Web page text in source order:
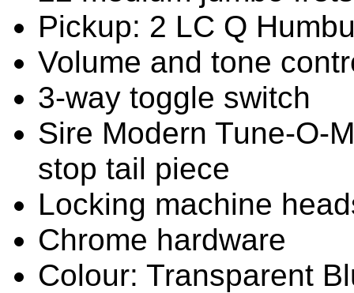
Pickup: 2 LC Q
Volume and tone
3-way toggle switch
Sire Modern Tune-O-
stop tail piece
Locking machine
Chrome hardware
Colour: Transparent